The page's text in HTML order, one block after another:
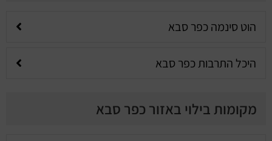
הוט סינמה כפר סבא
היכל התרבות כפר סבא
מקומות בילוי באזור כפר סבא